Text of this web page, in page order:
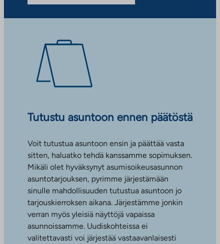
Tutustu asuntoon ennen päätöstä
Voit tutustua asuntoon ensin ja päättää vasta
sitten, haluatko tehdä kanssamme sopimuksen.
Mikäli olet hyväksynyt asumisoikeusasunnon
asuntotarjouksen, pyrimme järjestämään
sinulle mahdollisuuden tutustua asuntoon jo
tarjouskierroksen aikana. Järjestämme jonkin
verran myös yleisiä näyttöjä vapaissa
asunnoissamme. Uudiskohteissa ei
valitettavasti voi järjestää vastaavanlaisesti